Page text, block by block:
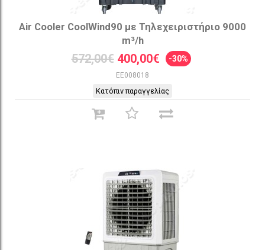
Air Cooler CoolWind90 με Τηλεχειριστήριο 9000
m³/h
572,00€ 400,00€ -30%
EE008018
Κατόπιν παραγγελίας